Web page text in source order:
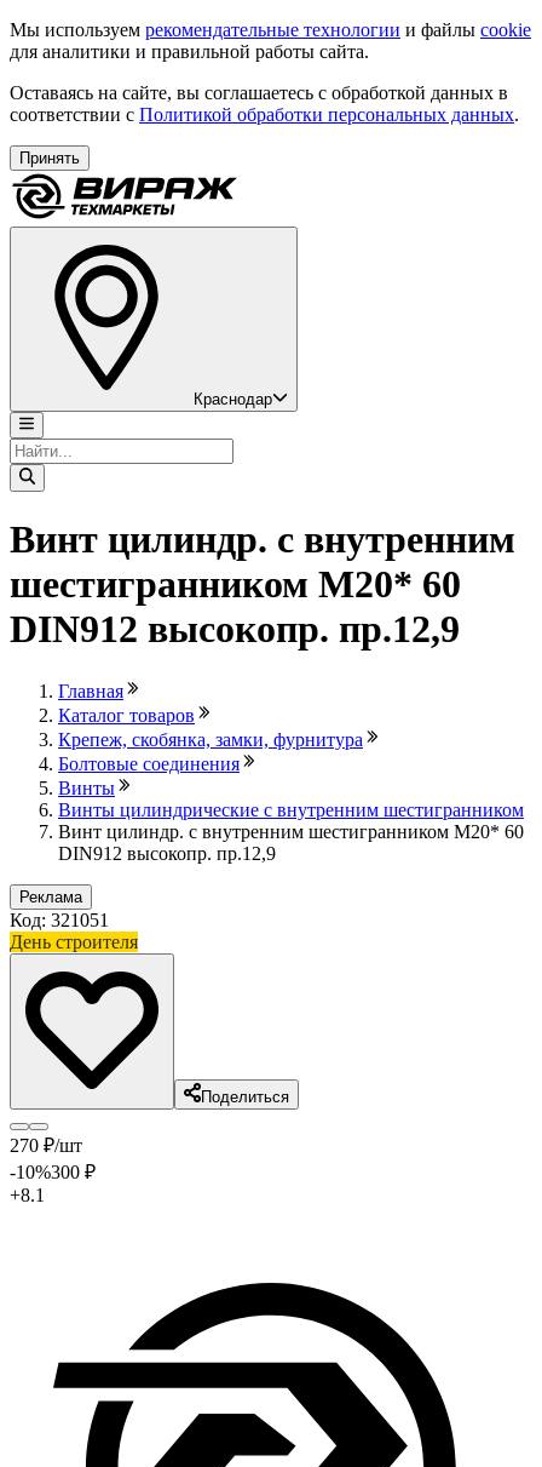
Мы используем рекомендательные технологии и файлы cookie
для аналитики и правильной работы сайта.
Оставаясь на сайте, вы соглашаетесь с обработкой данных в
соответствии с Политикой обработки персональных данных.
Принять
Краснодар
Винт цилиндр. с внутренним
шестигранником М20* 60
DIN912 высокопр. пр.12,9
Главная
Каталог товаров
Крепеж, скобянка, замки, фурнитура
Болтовые соединения
Винты
Винты цилиндрические с внутренним шестигранником
Винт цилиндр. с внутренним шестигранником М20* 60
DIN912 высокопр. пр.12,9
Реклама
Код: 321051
День строителя
Поделиться
270 ₽/шт
-10%300 ₽
+8.1